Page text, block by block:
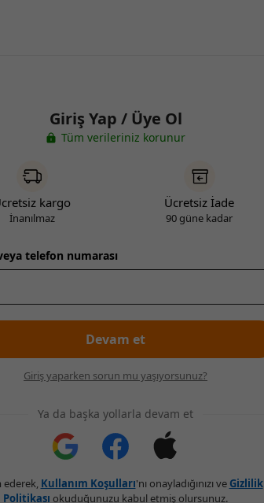
Giriş Yap / Üye Ol
Tüm verileriniz korunur
kargo
İnanılmaz
Ücretsiz İade
90 güne kadar
telefon numarası
Devam et
Giriş yaparken sorun mu yaşıyorsunuz?
Ya da başka yollarla devam et
ederek, Kullanım Koşulları'nı onayladığınızı ve Gizlilik
Politikası okuduğunuzu kabul etmiş olursunuz.